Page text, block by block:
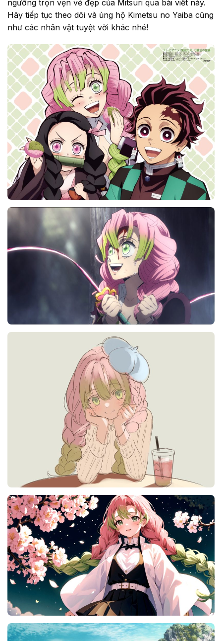
ngưỡng trọn vẹn vẻ đẹp của Mitsuri qua bài viết này.
Hãy tiếp tục theo dõi và ủng hộ Kimetsu no Yaiba cũng
như các nhân vật tuyệt vời khác nhé!